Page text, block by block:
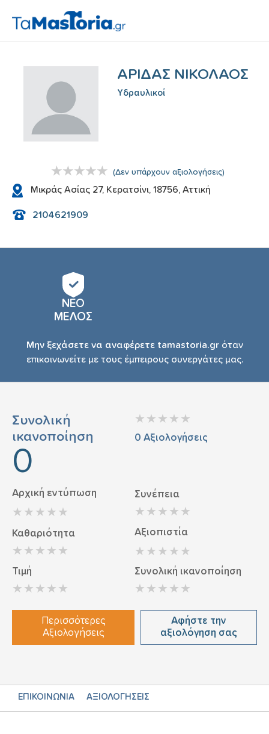
ΑΡΙΔΑΣ ΝΙΚΟΛΑΟΣ
Υδραυλικoί
(Δεν υπάρχουν αξιολογήσεις)
Μικράς Ασίας 27, Κερατσίνι, 18756, Αττική
2104621909
ΝΕΟ
ΜΕΛΟΣ
Μην ξεχάσετε να αναφέρετε tamastoria.gr όταν
επικοινωνείτε με τους έμπειρους συνεργάτες μας.
Συνολική
ικανοποίηση
0
0 Αξιολογήσεις
Αρχική εντύπωση Συνέπεια
Καθαριότητα Αξιοπιστία
Τιμή Συνολική ικανοποίηση
Περισσότερες
Αξιολογήσεις
Αφήστε την
αξιολόγηση σας
ΕΠΙΚΟΙΝΩΝΙΑ ΑΞΙΟΛΟΓΗΣΕΙΣ